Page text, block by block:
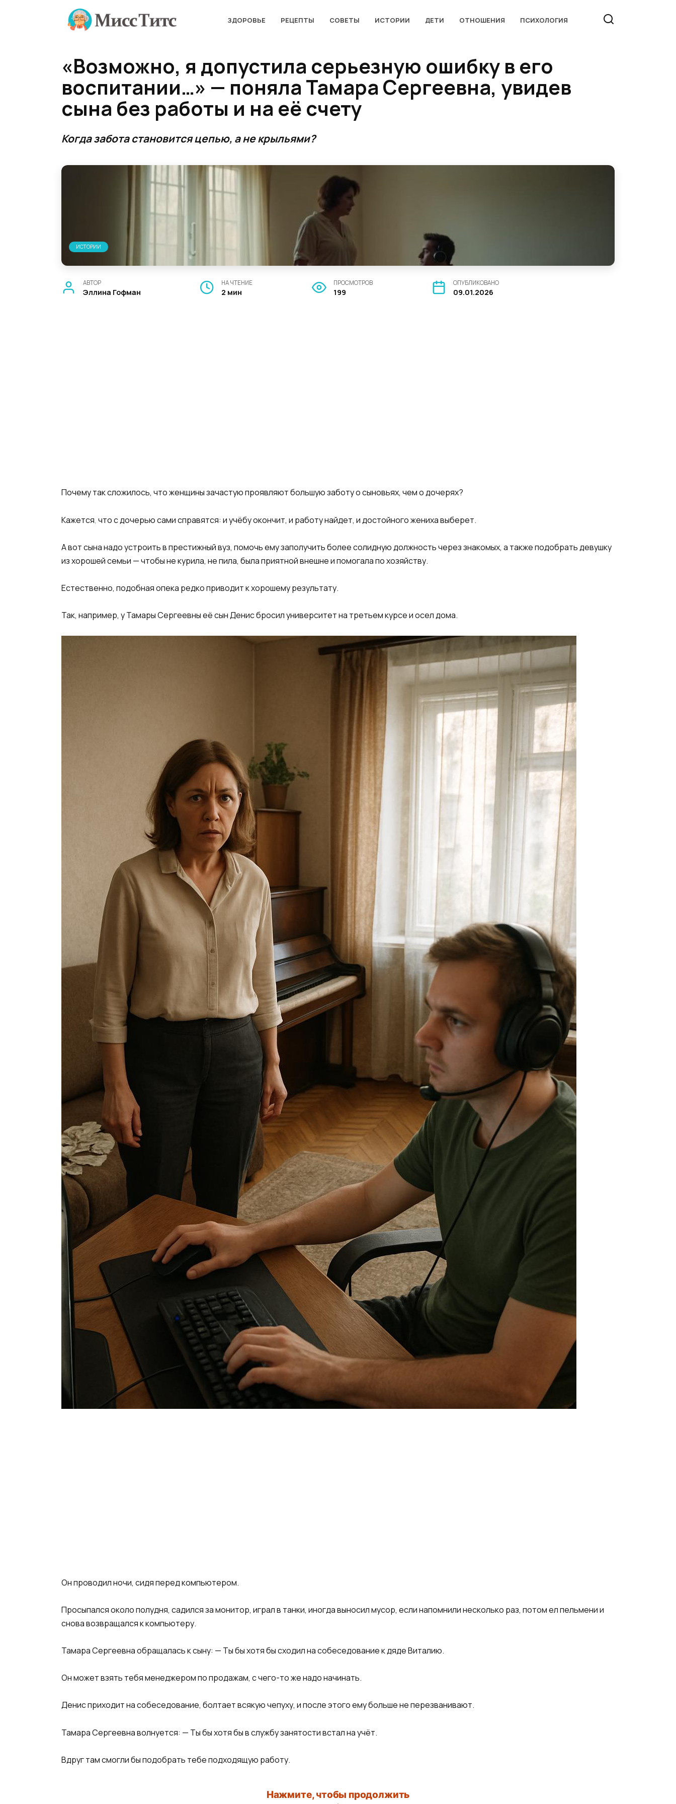
ЗДОРОВЬЕ РЕЦЕПТЫ СОВЕТЫ ИСТОРИИ ДЕТИ ОТНОШЕНИЯ ПСИХОЛОГИЯ
«Возможно, я допустила серьезную ошибку в его
воспитании…» — поняла Тамара Сергеевна, увидев
сына без работы и на её счету
Когда забота становится цепью, а не крыльями?
ИСТОРИИ
АВТОР
Эллина Гофман
НА ЧТЕНИЕ
2 мин
ПРОСМОТРОВ
199
ОПУБЛИКОВАНО
09.01.2026
Почему так сложилось, что женщины зачастую проявляют большую заботу о сыновьях, чем о дочерях?
Кажется, что с дочерью сами справятся: и учёбу окончит, и работу найдет, и достойного жениха выберет.
А вот сына надо устроить в престижный вуз, помочь ему заполучить более солидную должность через знакомых, а также подобрать девушку
из хорошей семьи — чтобы не курила, не пила, была приятной внешне и помогала по хозяйству.
Естественно, подобная опека редко приводит к хорошему результату.
Так, например, у Тамары Сергеевны её сын Денис бросил университет на третьем курсе и осел дома.
Он проводил ночи, сидя перед компьютером.
Просыпался около полудня, садился за монитор, играл в танки, иногда выносил мусор, если напомнили несколько раз, потом ел пельмени и
снова возвращался к компьютеру.
Тамара Сергеевна обращалась к сыну: — Ты бы хотя бы сходил на собеседование к дяде Виталию.
Он может взять тебя менеджером по продажам, с чего-то же надо начинать.
Денис приходит на собеседование, болтает всякую чепуху, и после этого ему больше не перезванивают.
Тамара Сергеевна волнуется: — Ты бы хотя бы в службу занятости встал на учёт.
Вдруг там смогли бы подобрать тебе подходящую работу.
Нажмите, чтобы продолжить